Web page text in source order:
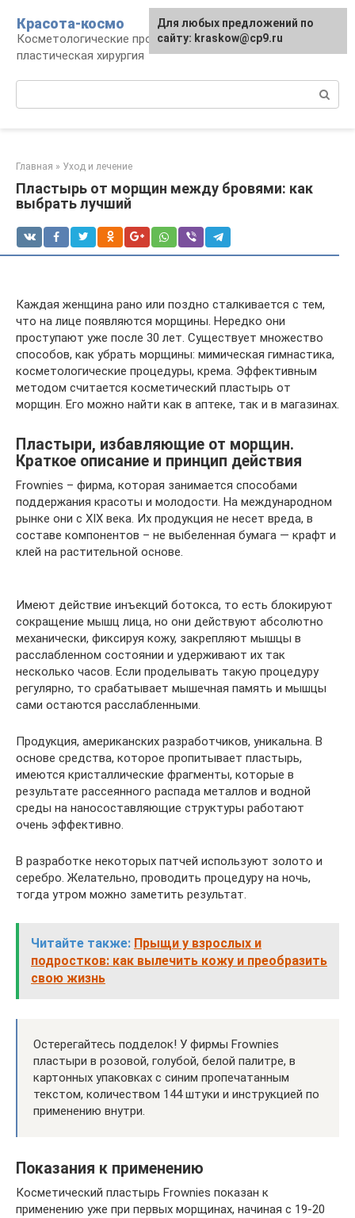
контенту
Красота-космо
Косметологические процедуры,
пластическая хирургия
Главная » Уход и лечение
Пластырь от морщин между бровями: как
выбрать лучший
Каждая женщина рано или поздно сталкивается с тем,
что на лице появляются морщины. Нередко они
проступают уже после 30 лет. Существует множество
способов, как убрать морщины: мимическая гимнастика,
косметологические процедуры, крема. Эффективным
методом считается косметический пластырь от
морщин. Его можно найти как в аптеке, так и в магазинах.
Пластыри, избавляющие от морщин.
Краткое описание и принцип действия
Frownies – фирма, которая занимается способами
поддержания красоты и молодости. На международном
рынке они с XIX века. Их продукция не несет вреда, в
составе компонентов – не выбеленная бумага — крафт и
клей на растительной основе.
Имеют действие инъекций ботокса, то есть блокируют
сокращение мышц лица, но они действуют абсолютно
механически, фиксируя кожу, закрепляют мышцы в
расслабленном состоянии и удерживают их так
несколько часов. Если проделывать такую процедуру
регулярно, то срабатывает мышечная память и мышцы
сами остаются расслабленными.
Продукция, американских разработчиков, уникальна. В
основе средства, которое пропитывает пластырь,
имеются кристаллические фрагменты, которые в
результате рассеянного распада металлов и водной
среды на наносоставляющие структуры работают
очень эффективно.
В разработке некоторых патчей используют золото и
серебро. Желательно, проводить процедуру на ночь,
тогда утром можно заметить результат.
Читайте также: Прыщи у взрослых и
подростков: как вылечить кожу и преобразить
свою жизнь
Остерегайтесь подделок! У фирмы Frownies
пластыри в розовой, голубой, белой палитре, в
картонных упаковках с синим пропечатанным
текстом, количеством 144 штуки и инструкцией по
применению внутри.
Показания к применению
Косметический пластырь Frownies показан к
применению уже при первых морщинах, начиная с 19-20
Для любых предложений по
сайту: kraskow@cp9.ru